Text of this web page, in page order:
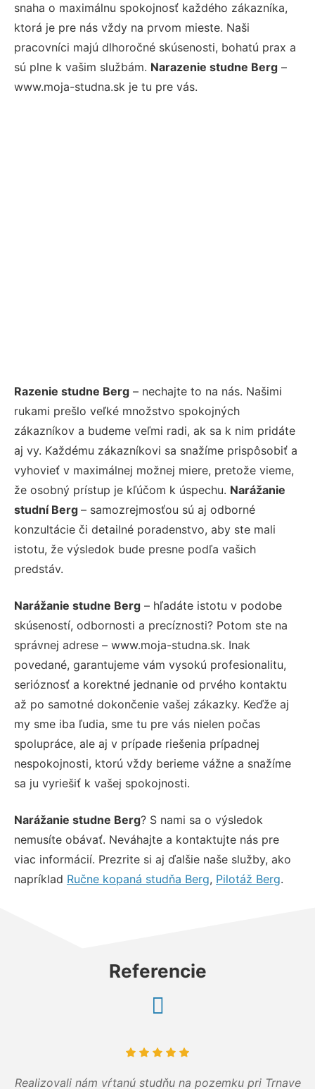
snaha o maximálnu spokojnosť každého zákazníka,
ktorá je pre nás vždy na prvom mieste. Naši
pracovníci majú dlhoročné skúsenosti, bohatú prax a
sú plne k vašim službám. Narazenie studne Berg –
www.moja-studna.sk je tu pre vás.
Razenie studne Berg – nechajte to na nás. Našimi
rukami prešlo veľké množstvo spokojných
zákazníkov a budeme veľmi radi, ak sa k nim pridáte
aj vy. Každému zákazníkovi sa snažíme prispôsobiť a
vyhovieť v maximálnej možnej miere, pretože vieme,
že osobný prístup je kľúčom k úspechu. Narážanie
studní Berg – samozrejmosťou sú aj odborné
konzultácie či detailné poradenstvo, aby ste mali
istotu, že výsledok bude presne podľa vašich
predstáv.
Narážanie studne Berg – hľadáte istotu v podobe
skúseností, odbornosti a precíznosti? Potom ste na
správnej adrese – www.moja-studna.sk. Inak
povedané, garantujeme vám vysokú profesionalitu,
serióznosť a korektné jednanie od prvého kontaktu
až po samotné dokončenie vašej zákazky. Keďže aj
my sme iba ľudia, sme tu pre vás nielen počas
spolupráce, ale aj v prípade riešenia prípadnej
nespokojnosti, ktorú vždy berieme vážne a snažíme
sa ju vyriešiť k vašej spokojnosti.
Narážanie studne Berg? S nami sa o výsledok
nemusíte obávať. Neváhajte a kontaktujte nás pre
viac informácií. Prezrite si aj ďalšie naše služby, ako
napríklad Ručne kopaná studňa Berg, Pilotáž Berg.
Referencie
Realizovali nám vŕtanú studňu na pozemku pri Trnave